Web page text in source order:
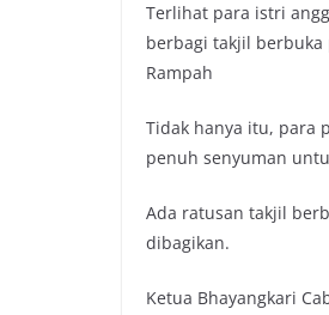
Terlihat para istri
berbagi takjil berbuka
Rampah
Tidak hanya itu, para
penuh senyuman
Ada ratusan takjil
dibagikan.
Ketua Bhayangkari